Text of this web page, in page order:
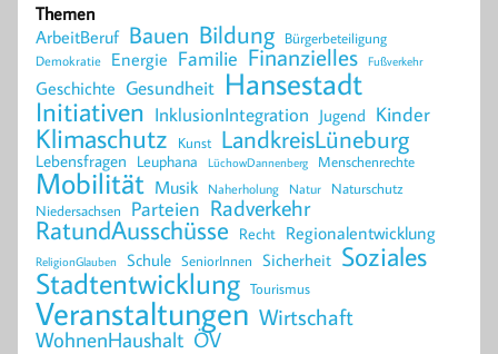
Themen
ArbeitBeruf Bauen Bildung Bürgerbeteiligung
Demokratie Energie Familie Finanzielles Fußverkehr
Geschichte Gesundheit Hansestadt
Initiativen InklusionIntegration Jugend Kinder
Klimaschutz Kunst LandkreisLüneburg
Lebensfragen Leuphana LüchowDannenberg Menschenrechte
Mobilität Musik Naherholung Natur Naturschutz
Niedersachsen Parteien Radverkehr
RatundAusschüsse Recht Regionalentwicklung
ReligionGlauben Schule SeniorInnen Sicherheit Soziales
Stadtentwicklung Tourismus
Veranstaltungen Wirtschaft
WohnenHaushalt ÖV